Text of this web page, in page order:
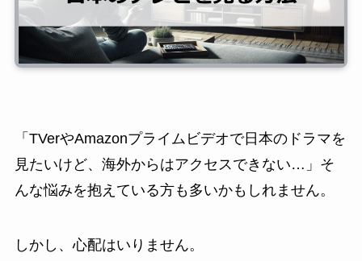
「TVerやAmazonプライムビデオで日本のドラマを
見たいけど、海外からはアクセスできない…」そ
んな悩みを抱えている方も多いかもしれません。
しかし、心配はいりません。